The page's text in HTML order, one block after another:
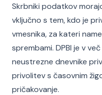
Skrbniki podatkov
vključno s tem, kdo je
vmesnika, za kateri
sprembami. DPBI je v
neustrezne dnevnike
privolitev s časovnim
pričakovanje.